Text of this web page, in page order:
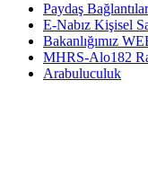
Paydaş Bağlantılar
E-Nabız Kişisel
Bakanlığımız
MHRS-Alo182
Arabuluculuk